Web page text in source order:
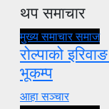
थप समाचार
मुख्य समाचारसमाज
रोल्पाको
भूकम्प
आहा सञ्चार